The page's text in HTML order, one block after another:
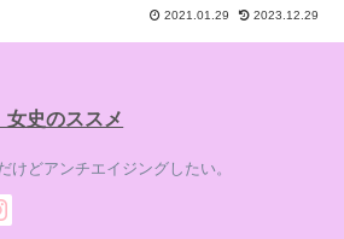
2021.01.29 2023.12.29
女史のススメ
けどアンチエイジングしたい。